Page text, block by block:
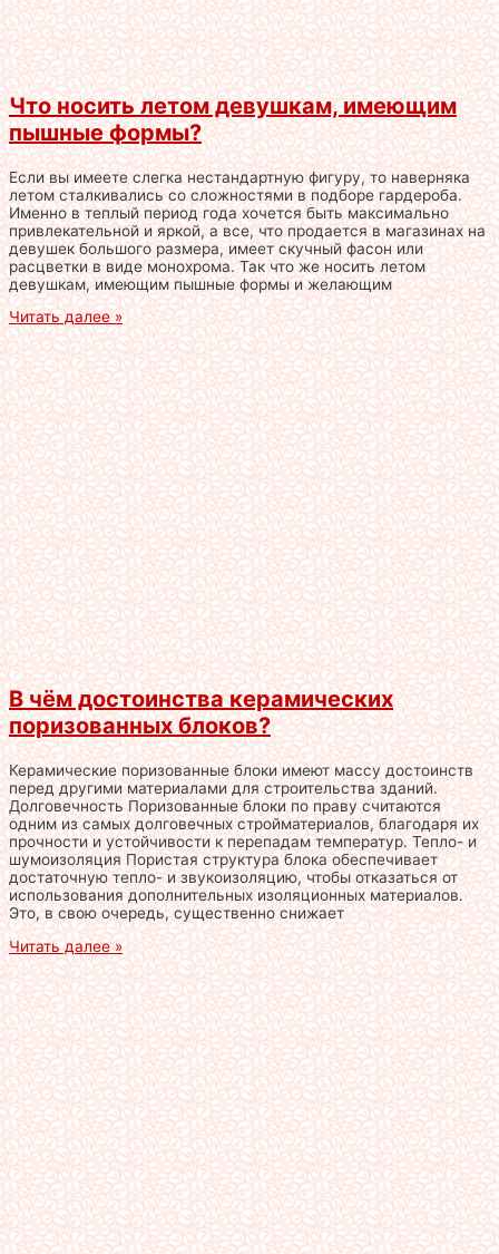
Что носить летом девушкам, имеющим
пышные формы?
Если вы имеете слегка нестандартную фигуру, то наверняка
летом сталкивались со сложностями в подборе гардероба.
Именно в теплый период года хочется быть максимально
привлекательной и яркой, а все, что продается в магазинах на
девушек большого размера, имеет скучный фасон или
расцветки в виде монохрома. Так что же носить летом
девушкам, имеющим пышные формы и желающим
Читать далее »
В чём достоинства керамических
поризованных блоков?
Керамические поризованные блоки имеют массу достоинств
перед другими материалами для строительства зданий.
Долговечность Поризованные блоки по праву считаются
одним из самых долговечных стройматериалов, благодаря их
прочности и устойчивости к перепадам температур. Тепло- и
шумоизоляция Пористая структура блока обеспечивает
достаточную тепло- и звукоизоляцию, чтобы отказаться от
использования дополнительных изоляционных материалов.
Это, в свою очередь, существенно снижает
Читать далее »